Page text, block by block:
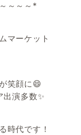
～～～*
マーケット
笑顔に😄
演多数✨
時代です！